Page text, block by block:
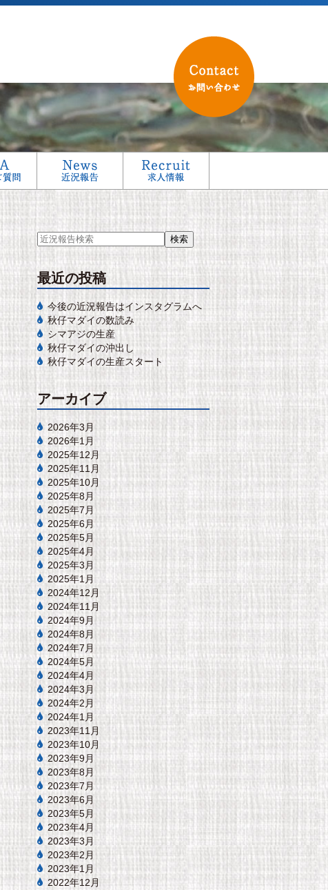
最近の投稿
今後の近況報告はインスタグラムへ
秋仔マダイの数読み
シマアジの生産
秋仔マダイの沖出し
秋仔マダイの生産スタート
アーカイブ
2026年3月
2026年1月
2025年12月
2025年11月
2025年10月
2025年8月
2025年7月
2025年6月
2025年5月
2025年4月
2025年3月
2025年1月
2024年12月
2024年11月
2024年9月
2024年8月
2024年7月
2024年5月
2024年4月
2024年3月
2024年2月
2024年1月
2023年11月
2023年10月
2023年9月
2023年8月
2023年7月
2023年6月
2023年5月
2023年4月
2023年3月
2023年2月
2023年1月
2022年12月